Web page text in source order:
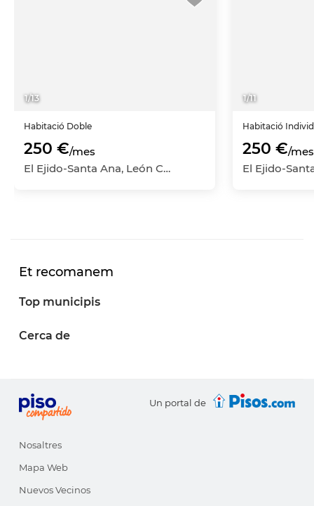
1/13
Habitació Doble
250 €/mes
El Ejido-Santa Ana, León Capital, León
1/11
Habitació
250 €/mes
Et recomanem
Top municipis
Cerca de
Un portal de
Nosaltres
Mapa Web
Nuevos Vecinos